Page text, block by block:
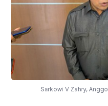
Sarkowi V Zahry,